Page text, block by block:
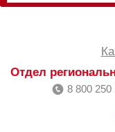
Отдел
8 800 250